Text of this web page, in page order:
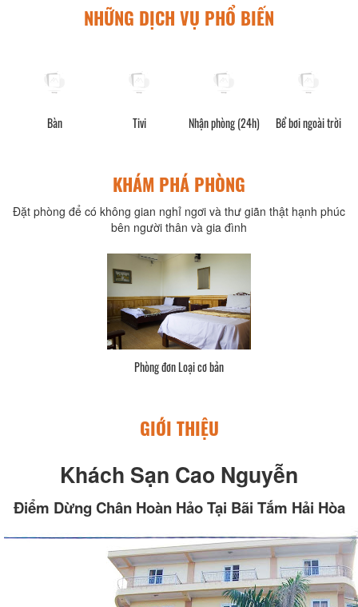
NHỮNG DỊCH VỤ PHỔ BIẾN
Bàn Tivi Nhận phòng (24h) Bể bơi ngoài trời
KHÁM PHÁ PHÒNG
Đặt phòng để có không gian nghỉ ngơi và thư giãn thật hạnh phúc
bên người thân và gia đình
Phòng đơn Loại cơ bản
GIỚI THIỆU
Khách Sạn Cao Nguyễn
Điểm Dừng Chân Hoàn Hảo Tại Bãi Tắm Hải Hòa